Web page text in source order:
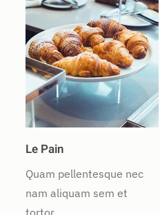
Le Pain
Quam pellentesque nec
nam aliquam sem et